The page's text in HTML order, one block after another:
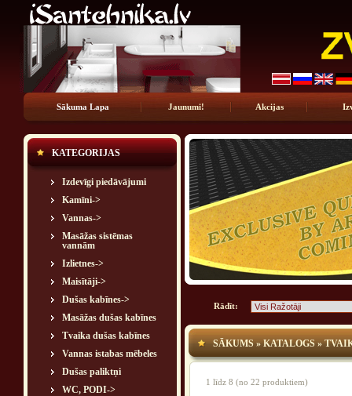
Sākuma Lapa Jaunumi! Akcijas
KATEGORIJAS
Izdevīgi piedāvājumi
Kamīni->
Vannas->
Masāžas sistēmas
vannām
Izlietnes->
Maisītāji->
Dušas kabīnes->
Masāžas dušas kabīnes
Tvaika dušas kabīnes
Vannas istabas mēbeles
Dušas paliktņi
WC, PODI->
Rādīt:
SĀKUMS»KATALOGS»
1 līdz 8 (no 22 produktiem)